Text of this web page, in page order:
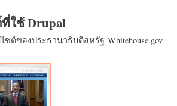
ใช้ Drupal
ซต์ของประธานาธิบดีสหรัฐ Whitehouse.gov